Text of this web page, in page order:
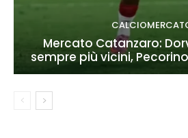
Mercato Catanzaro:
sempre più vicini,